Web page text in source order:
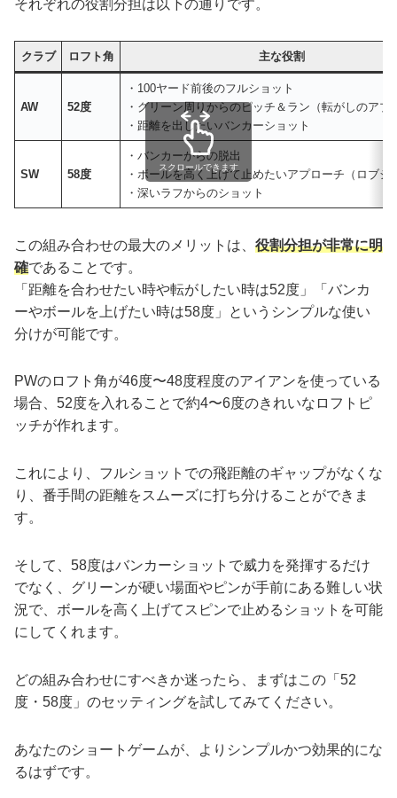
それぞれの役割分担は以下の通りです。
クラブ ロフト角 主な役割
AW 52度
・100ヤード前後のフルショット
・グリーン周りからのピッチ＆ラン（転がしのアプ
・距離を出したいバンカーショット
SW 58度
・バンカーからの脱出
・ボールを高く上げて止めたいアプローチ（ロブシ
・深いラフからのショット
スクロールできます
この組み合わせの最大のメリットは、 役割分担が非常に明
確であることです。
「距離を合わせたい時や転がしたい時は52度」「バンカ
ーやボールを上げたい時は58度」というシンプルな使い
分けが可能です。
PWのロフト角が46度〜48度程度のアイアンを使っている
場合、52度を入れることで約4〜6度のきれいなロフトピ
ッチが作れます。
これにより、フルショットでの飛距離のギャップがなくな
り、番手間の距離をスムーズに打ち分けることができま
す。
そして、58度はバンカーショットで威力を発揮するだけ
でなく、グリーンが硬い場面やピンが手前にある難しい状
況で、ボールを高く上げてスピンで止めるショットを可能
にしてくれます。
どの組み合わせにすべきか迷ったら、まずはこの「52
度・58度」のセッティングを試してみてください。
あなたのショートゲームが、よりシンプルかつ効果的にな
るはずです。